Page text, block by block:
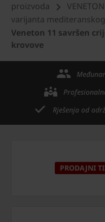
proizvoda
varijanta
Veneton 11 savršen
krovove
Rješenja od
PRODAJNI